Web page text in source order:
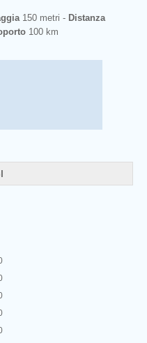
150 metri - Distanza
100 km